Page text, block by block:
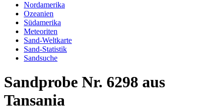
Nordamerika
Ozeanien
Südamerika
Meteoriten
Sand-Weltkarte
Sand-Statistik
Sandsuche
Sandprobe Nr. 6298 aus
Tansania